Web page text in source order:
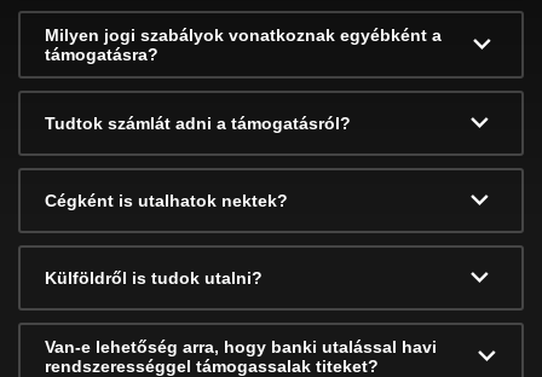
Milyen jogi szabályok vonatkoznak egyébként a
támogatásra?
Tudtok számlát adni a támogatásról?
Cégként is utalhatok nektek?
Külföldről is tudok utalni?
Van-e lehetőség arra, hogy banki utalással havi
rendszerességgel támogassalak titeket?